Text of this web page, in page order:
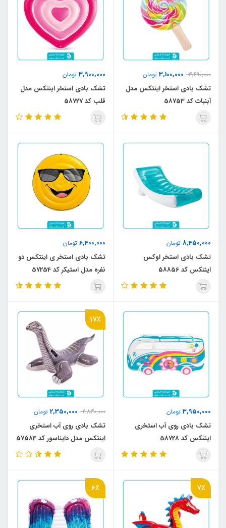
3,490,000
3,100,000 تومان
تشک بادی استخر اینتکس مدل
آبنبات کد 58753
3,900,000 تومان
تشک بادی استخر اینتکس مدل
قلب کد 58727
8,450,000 تومان
تشک بادی استخر لوکس
اینتکس کد 58856
6,400,000 تومان
تشک بادی استخر ی اینتکس دو
نفره مدل استیکر کد 57254
3,950,000 تومان
تشک بادی روی آب استخری
اینتکس کد 58728
17٪
2,830,000
2,350,000 تومان
تشک بادی روی آب استخری
اینتکس مدل دایناسور کد 57584
7٪ 6٪